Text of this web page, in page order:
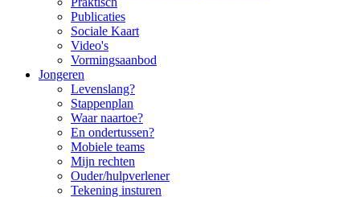
Publicaties
Sociale Kaart
Video's
Vormingsaanbod
Jongeren
Levenslang?
Stappenplan
Waar naartoe?
En ondertussen?
Mobiele teams
Mijn rechten
Ouder/hulpverlener
Tekening insturen